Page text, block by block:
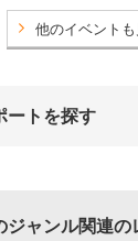
他のイベントも
ートを探す
ジャンル関連の